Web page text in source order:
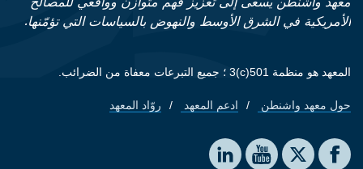
الأمريكية في الشرق الأوسط والنهوض بالسياسات التي تؤمّنها.
المعهد هو منظمة 501(c)3 ؛ جميع التبرعات معفاة من الضرائب.
Footer quick links
حول معهد واشنطن ادعم المعهد روّاد المعهد
Social media
The Washington Institute on Facebook
The Washington Institute on X
The Washington Institute on YouTube
The Washington Institute on LinkedIn